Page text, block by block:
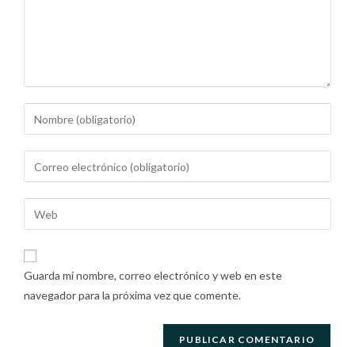
Guarda mi nombre, correo electrónico y web en este
navegador para la próxima vez que comente.